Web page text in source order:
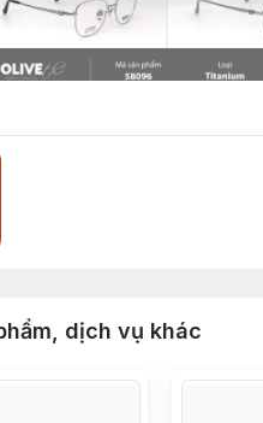
dịch vụ khác